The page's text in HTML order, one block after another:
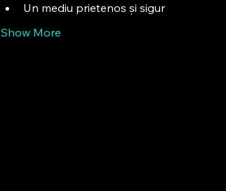
Un mediu prietenos și sigur
Show More